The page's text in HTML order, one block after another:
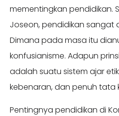
mementingkan pendidikan.
Joseon, pendidikan sangat
Dimana pada masa itu
konfusianisme. Adapun
adalah suatu sistem ajar
kebenaran, dan penuh tata
Pentingnya pendidikan di